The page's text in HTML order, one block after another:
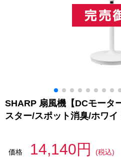
SHARP 扇風機【DCモータ
スター/スポット消臭/ホワ
価格 14,140円
(税込)